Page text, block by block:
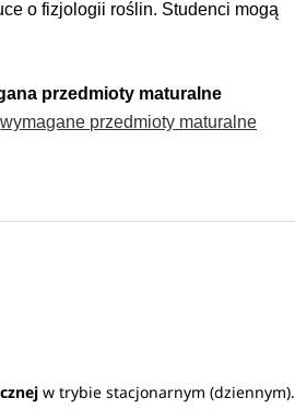
o fizjologii roślin. Studenci mogą
przedmioty maturalne
wymagane przedmioty maturalne
w trybie stacjonarnym (dziennym).